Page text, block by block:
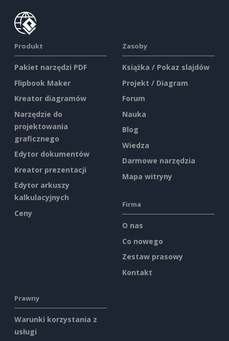
Produkt
Pakiet narzędzi PDF
Flipbook Maker
Kreator diagramów
Narzędzie do
projektowania
graficznego
Edytor dokumentów
Kreator prezentacji
Edytor arkuszy
kalkulacyjnych
Ceny
Zasoby
Książka / Pokaz slajdów
Projekt / Diagram
Forum
Nauka
Blog
Wiedza
Darmowe narzędzia
Mapa witryny
Firma
O nas
Co nowego
Zestaw prasowy
Kontakt
Prawny
Warunki korzystania z
usługi